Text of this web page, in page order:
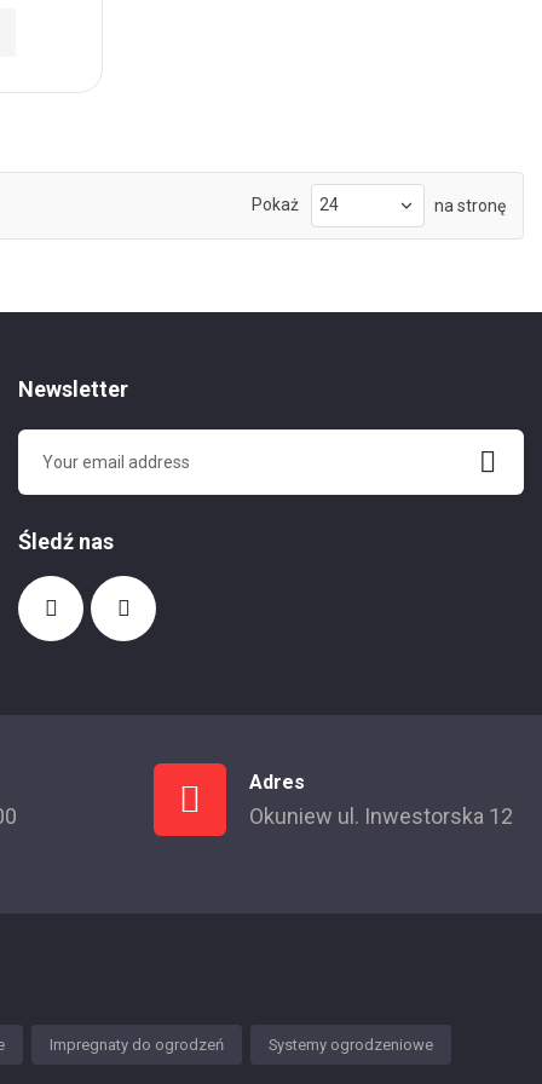
Pokaż na stronę
Newsletter
Śledź nas
Adres
Okuniew ul. Inwestorska 12
Impregnaty do ogrodzeń Systemy ogrodzeniowe